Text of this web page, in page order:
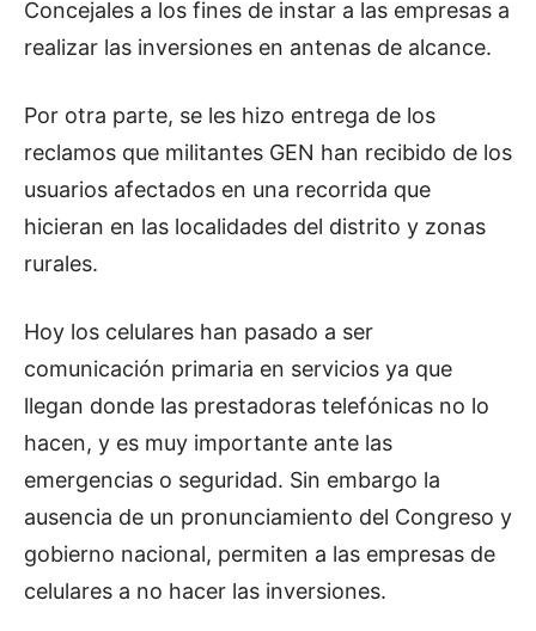
Concejales a los fines de instar a las empresas a
realizar las inversiones en antenas de alcance.
Por otra parte, se les hizo entrega de los
reclamos que militantes GEN han recibido de los
usuarios afectados en una recorrida que
hicieran en las localidades del distrito y zonas
rurales.
Hoy los celulares han pasado a ser
comunicación primaria en servicios ya que
llegan donde las prestadoras telefónicas no lo
hacen, y es muy importante ante las
emergencias o seguridad. Sin embargo la
ausencia de un pronunciamiento del Congreso y
gobierno nacional, permiten a las empresas de
celulares a no hacer las inversiones.